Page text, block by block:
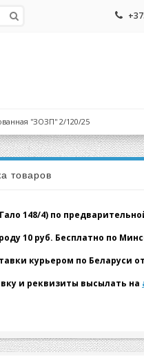
''ЗОЗП'' 2/120/25
товаров
148/4) по
10 руб. Бесплатно по
курьером по Беларуси
и реквизиты высылать на